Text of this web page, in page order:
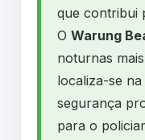
que contribui
O Warung
noturnas
localiza-se
segurança
para o